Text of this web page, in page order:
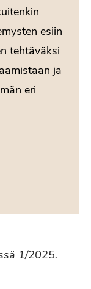
esiin
tehtäväksi
ja
eri
1/2025.